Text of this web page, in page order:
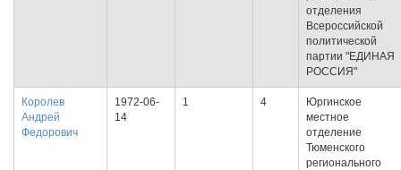
отделения
Всероссийской
политической
партии "ЕДИНАЯ
РОССИЯ"
Королев
Андрей
Федорович
1972-06-
14
1 4
Юргинское
местное
отделение
Тюменского
регионального